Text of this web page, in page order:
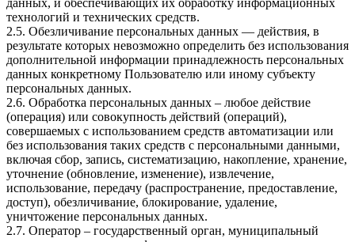
технологий и технических средств.
2.5. Обезличивание персональных данных — действия, в
результате которых невозможно определить без использования
дополнительной информации принадлежность персональных
данных конкретному Пользователю или иному субъекту
персональных данных.
2.6. Обработка персональных данных – любое действие
(операция) или совокупность действий (операций),
совершаемых с использованием средств автоматизации или
без использования таких средств с персональными данными,
включая сбор, запись, систематизацию, накопление, хранение,
уточнение (обновление, изменение), извлечение,
использование, передачу (распространение, предоставление,
доступ), обезличивание, блокирование, удаление,
уничтожение персональных данных.
2.7. Оператор – государственный орган, муниципальный